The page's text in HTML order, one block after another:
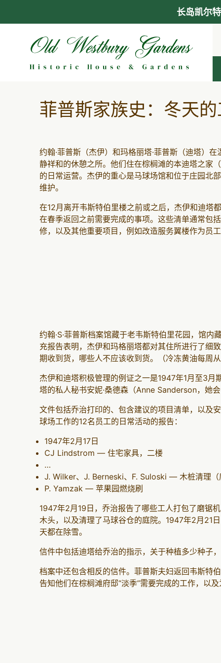
菲普斯家族史：冬天
约翰·菲普斯（杰伊）和玛格丽塔·菲普斯（迪塔）
静祥和的休憩之所。他们住在棕榈滩的本迪塔之家
的日常运营。杰伊的重心是马球场馆和位于庄园北
维护。
在12月离开韦斯特伯里楼之前或之后，杰伊和迪塔
在春季返回之前需要完成的事项。这些清单通常包
修，以及其他重要项目，例如改造服务翼楼作为员
约翰·S·菲普斯档案馆藏于老韦斯特伯里花园，馆
充报告表明，杰伊和玛格丽塔都对其住所进行了细
期收到货，哪些人不应该收到货。（冷冻黄油每周
杰伊和迪塔积极管理的例证之一是1947年1月至3
塔的私人秘书安妮·桑德森（Anne Sanderson，她
文件包括乔治打印的、包含建议的项目清单，以及
球场工作的12名员工的日常活动的报告：
1947年2月17日
CJ Lindstrom — 住宅家具，二楼
…
J. Wilker、J. Berneski、F. Suloski — 木桩清理
P. Yamzak — 苹果园燃烧刷
1947年2月19日，乔治报告了哪些工人打包了磨锯
木头，以及清理了马球谷仓的庭院。1947年2月21
天都在除雪。
信件中包括迪塔给乔治的指示，关于种植多少种子
档案中还包含相反的信件。菲普斯夫妇返回韦斯特
告知他们在棕榈滩府邸“淡季”需要完成的工作，以
长岛凯尔